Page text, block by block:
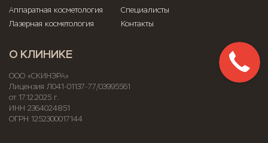
Аппаратная косметология
Лазерная косметология
Специалисты
Контакты
О КЛИНИКЕ
ООО «СКИНЭРА»
Лицензия Л041-01137-77/03995561
от 17.12.2025 г.
ИНН 2364024851
ОГРН 1252300017144